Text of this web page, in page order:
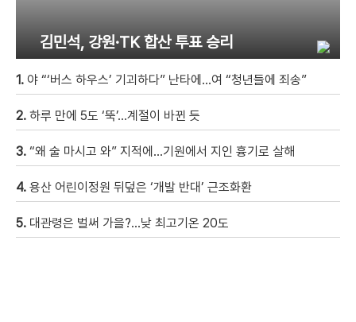
김민석, 강원·TK 합산 투표 승리
1. 야 “‘버스 하우스’ 기괴하다” 난타에…여 “청년들에 죄송”
2. 하루 만에 5도 ‘뚝’…계절이 바뀐 듯
3. “왜 술 마시고 와” 지적에…기원에서 지인 흉기로 살해
4. 용산 어린이정원 뒤덮은 ‘개발 반대’ 근조화환
5. 대관령은 벌써 가을?…낮 최고기온 20도